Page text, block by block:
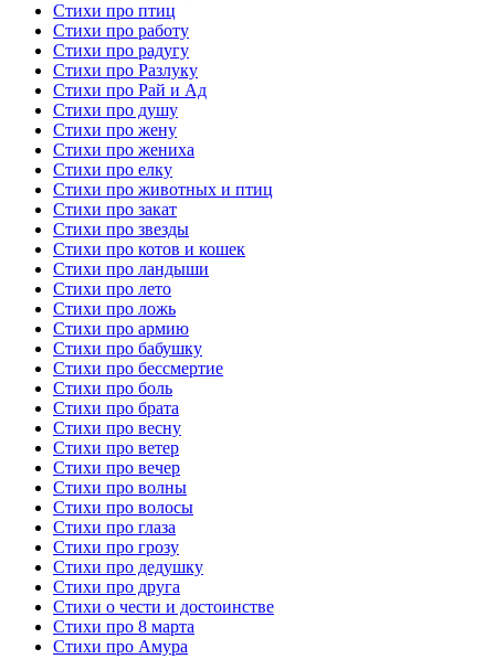
Стихи про птиц
Стихи про работу
Стихи про радугу
Стихи про Разлуку
Стихи про Рай и Ад
Стихи про душу
Стихи про жену
Стихи про жениха
Стихи про елку
Стихи про животных и птиц
Стихи про закат
Стихи про звезды
Стихи про котов и кошек
Стихи про ландыши
Стихи про лето
Стихи про ложь
Стихи про армию
Стихи про бабушку
Стихи про бессмертие
Стихи про боль
Стихи про брата
Стихи про весну
Стихи про ветер
Стихи про вечер
Стихи про волны
Стихи про волосы
Стихи про глаза
Стихи про грозу
Стихи про дедушку
Стихи про друга
Стихи о чести и достоинстве
Стихи про 8 марта
Стихи про Амура